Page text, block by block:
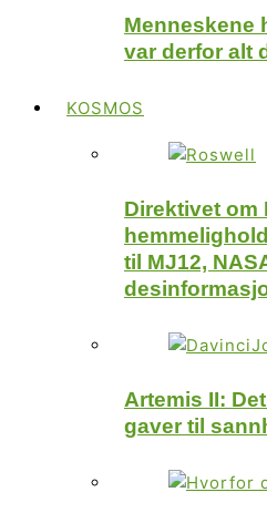
Menneskene
var derfor alt
KOSMOS
Direktivet om
til MJ12,
Artemis II:
gaver til